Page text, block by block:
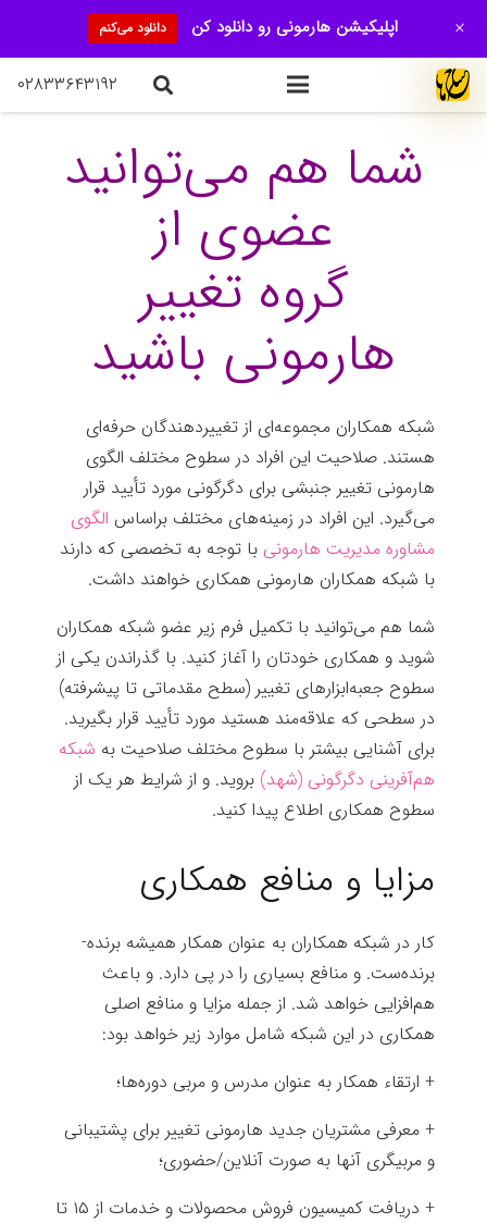
۰۲۸۳۳۶۴۳۱۹۲
شما هم می‌توانید
عضوی از
گروه تغییر
هارمونی باشید
شبکه همکاران مجموعه‌ای از تغییردهندگان حرفه‌ای
هستند. صلاحیت این افراد در سطوح مختلف الگوی
هارمونی تغییر جنبشی برای دگرگونی مورد تأیید قرار
می‌گیرد. این افراد در زمینه‌های مختلف براساس الگوی
مشاوره مدیریت هارمونی با توجه به تخصصی که دارند
با شبکه همکاران هارمونی همکاری خواهند داشت.
شما هم می‌توانید با تکمیل فرم زیر عضو شبکه همکاران
شوید و همکاری خودتان را آغاز کنید. با گذراندن یکی از
سطوح جعبه‌ابزارهای تغییر (سطح مقدماتی تا پیشرفته)
در سطحی که علاقه‌مند هستید مورد تأیید قرار بگیرید.
برای آشنایی بیشتر با سطوح مختلف صلاحیت به شبکه
هم‌آفرینی دگرگونی (شهد) بروید. و از شرایط هر یک از
سطوح همکاری اطلاع پیدا کنید.
مزایا و منافع همکاری
کار در شبکه همکاران به عنوان همکار همیشه برنده-
برنده‌ست. و منافع بسیاری را در پی دارد. و باعث
هم‌افزایی خواهد شد. از جمله مزایا و منافع اصلی
همکاری در این شبکه شامل موارد زیر خواهد بود:
+ ارتقاء همکار به عنوان مدرس و مربی دوره‌ها؛
+ معرفی مشتریان جدید هارمونی تغییر برای پشتیبانی
و مربیگری آنها به صورت آنلاین/حضوری؛
+ دریافت کمیسیون فروش محصولات و خدمات از ۱۵ تا
اپلیکیشن هارمونی رو دانلود کن دانلود می‌کنم +